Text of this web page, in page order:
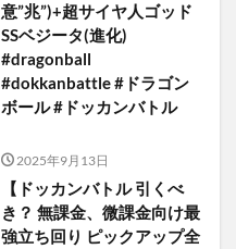
意”兆”)+超サイヤ人ゴッド
SSベジータ(進化)
#dragonball
#dokkanbattle #ドラゴン
ボール #ドッカンバトル
2025年9月13日
【ドッカンバトル 引くべ
き？ 無課金、微課金向け最
強立ち回り ピックアップ全